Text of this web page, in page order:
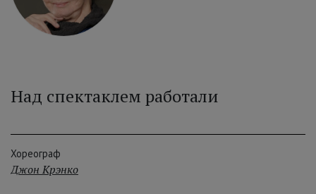
Над спектаклем работали
Хореограф
Джон Крэнко